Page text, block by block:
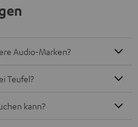
Audio-Marken?
Teufel?
kann?